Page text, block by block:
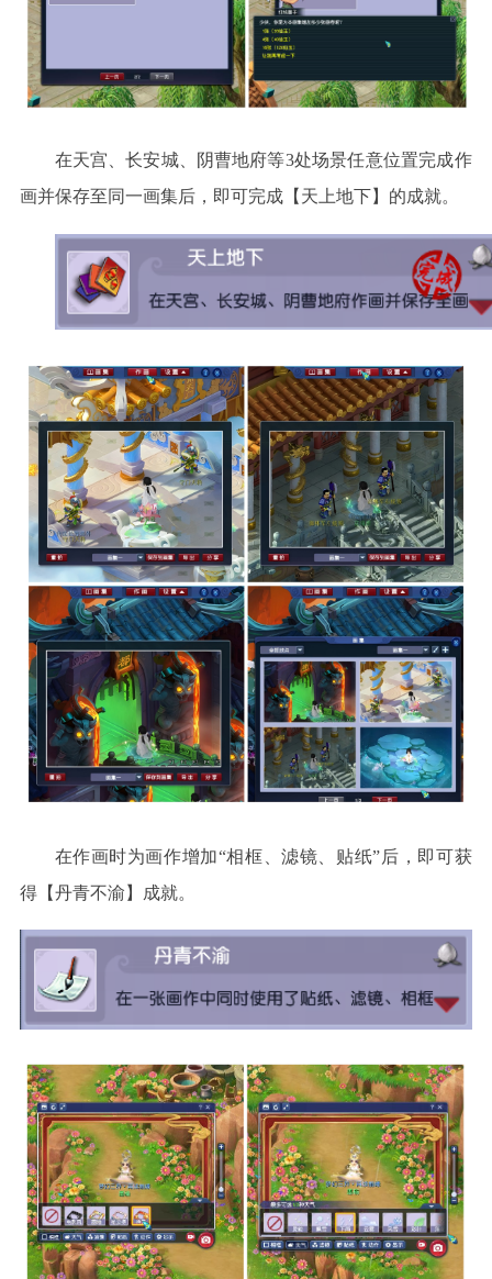
在天宫、长安城、阴曹地府等3处场景任意位置完成作
画并保存至同一画集后，即可完成【天上地下】的成就。
在作画时为画作增加“相框、滤镜、贴纸”后，即可获
得【丹青不渝】成就。